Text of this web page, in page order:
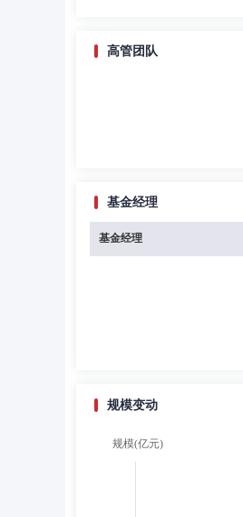
高管团队
基金经理
基金经理
规模变动